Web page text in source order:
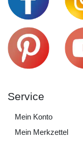
Service
Mein Konto
Mein Merkzettel